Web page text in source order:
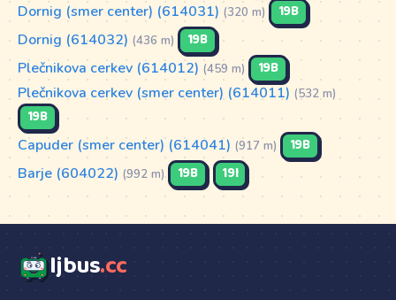
Dornig (smer center) (614031) (320 m) 19B
Dornig (614032) (436 m) 19B
Plečnikova cerkev (614012) (459 m) 19B
Plečnikova cerkev (smer center) (614011) (532 m)
19B
Capuder (smer center) (614041) (917 m) 19B
Barje (604022) (992 m) 19B 19I
ljbus.cc